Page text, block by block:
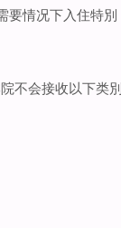
要情况下入住特別
不会接收以下类